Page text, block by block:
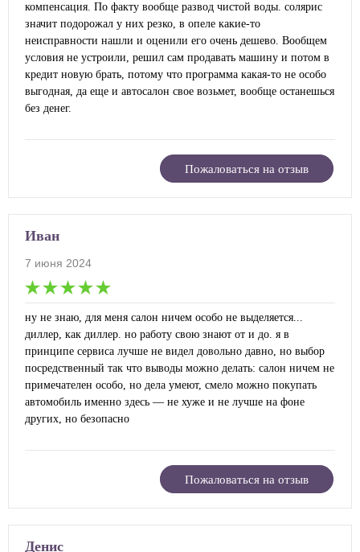
компенсация. По факту вообще развод чистой воды. солярис
значит подорожал у них резко, в опеле какие-то
неисправности нашли и оценили его очень дешево. Вообщем
условия не устроили, решил сам продавать машину и потом в
кредит новую брать, потому что программа какая-то не особо
выгодная, да еще и автосалон свое возьмет, вообще останешься
без денег.
Пожаловаться на отзыв
Иван
7 июня 2024
ну не знаю, для меня салон ничем особо не выделяется...
диллер, как диллер. но работу свою знают от и до. я в
принципе сервиса лучше не видел довольно давно, но выбор
посредственный так что выводы можно делать: салон ничем не
примечателен особо, но дела умеют, смело можно покупать
автомобиль именно здесь — не хуже и не лучше на фоне
других, но безопасно
Пожаловаться на отзыв
Денис